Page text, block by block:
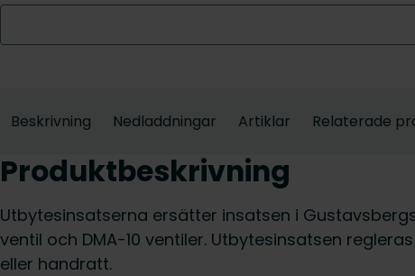
Beskrivning Nedladdningar Artiklar Relaterade
Produktbeskrivning
Utbytesinsatserna ersätter insatsen i
ventil och DMA-10 ventiler. Utbytesinsatsen
eller handratt.